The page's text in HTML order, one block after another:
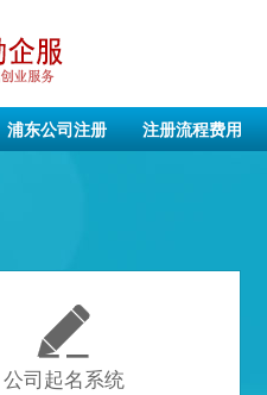
浦东公司注册 注册流程费用

公司起名系统